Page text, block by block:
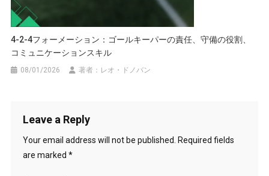
4-2-4フォーメーション：ゴールキーパーの責任、守備の役割、
コミュニケーションスキル
08/01/2026 著者：レオ・ドノバン
Leave a Reply
Your email address will not be published.
Required fields
are marked *